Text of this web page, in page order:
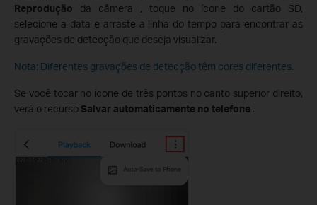
Reprodução da câmera , toque no ícone do cartão SD,
selecione a data e arraste a linha do tempo para encontrar as
gravações de detecção que deseja visualizar.
Nota: Diferentes gravações de detecção têm cores diferentes.
Se você tocar no ícone de três pontos no canto superior direito,
verá o recurso Salvar automaticamente no telefone .